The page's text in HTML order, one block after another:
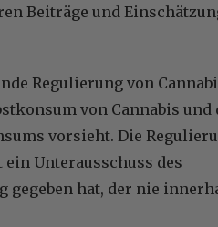
Beiträge und
Regulierung von
von Cannabis und
vorsieht. Die
Unterausschuss des
gegeben hat, der nie